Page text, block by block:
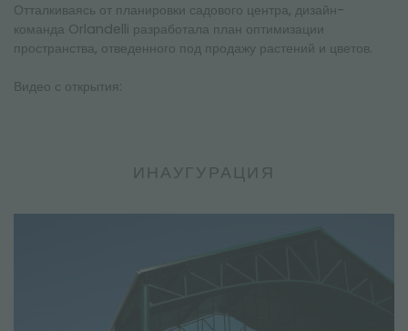
Отталкиваясь от планировки садового центра, дизайн-
команда Orlandelli разработала план оптимизации
пространства, отведенного под продажу растений и цветов.
Видео с открытия:
ИНАУГУРАЦИЯ